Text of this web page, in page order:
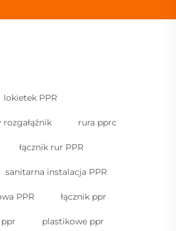
lokietek PPR
rozgałąźnik rura pprc
łącznik rur PPR
sanitarna instalacja PPR
PPR łącznik ppr
plastikowe ppr